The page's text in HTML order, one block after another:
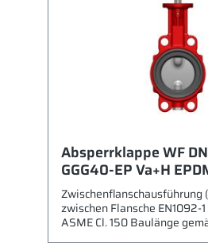
Absperrklappe WF
GGG40-EP Va+H
Zwischenflanschausführung
zwischen Flansche EN1092-
ASME Cl. 150 Baulänge